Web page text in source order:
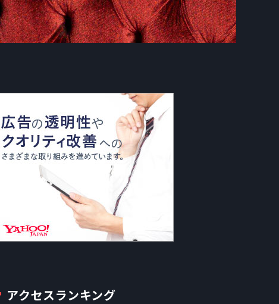
アクセスランキング